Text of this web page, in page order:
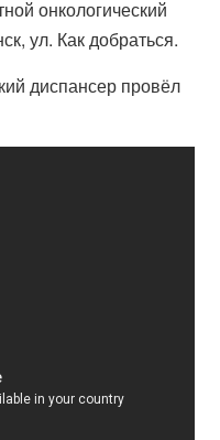
онкологический
ул. Как добраться.
диспансер провёл